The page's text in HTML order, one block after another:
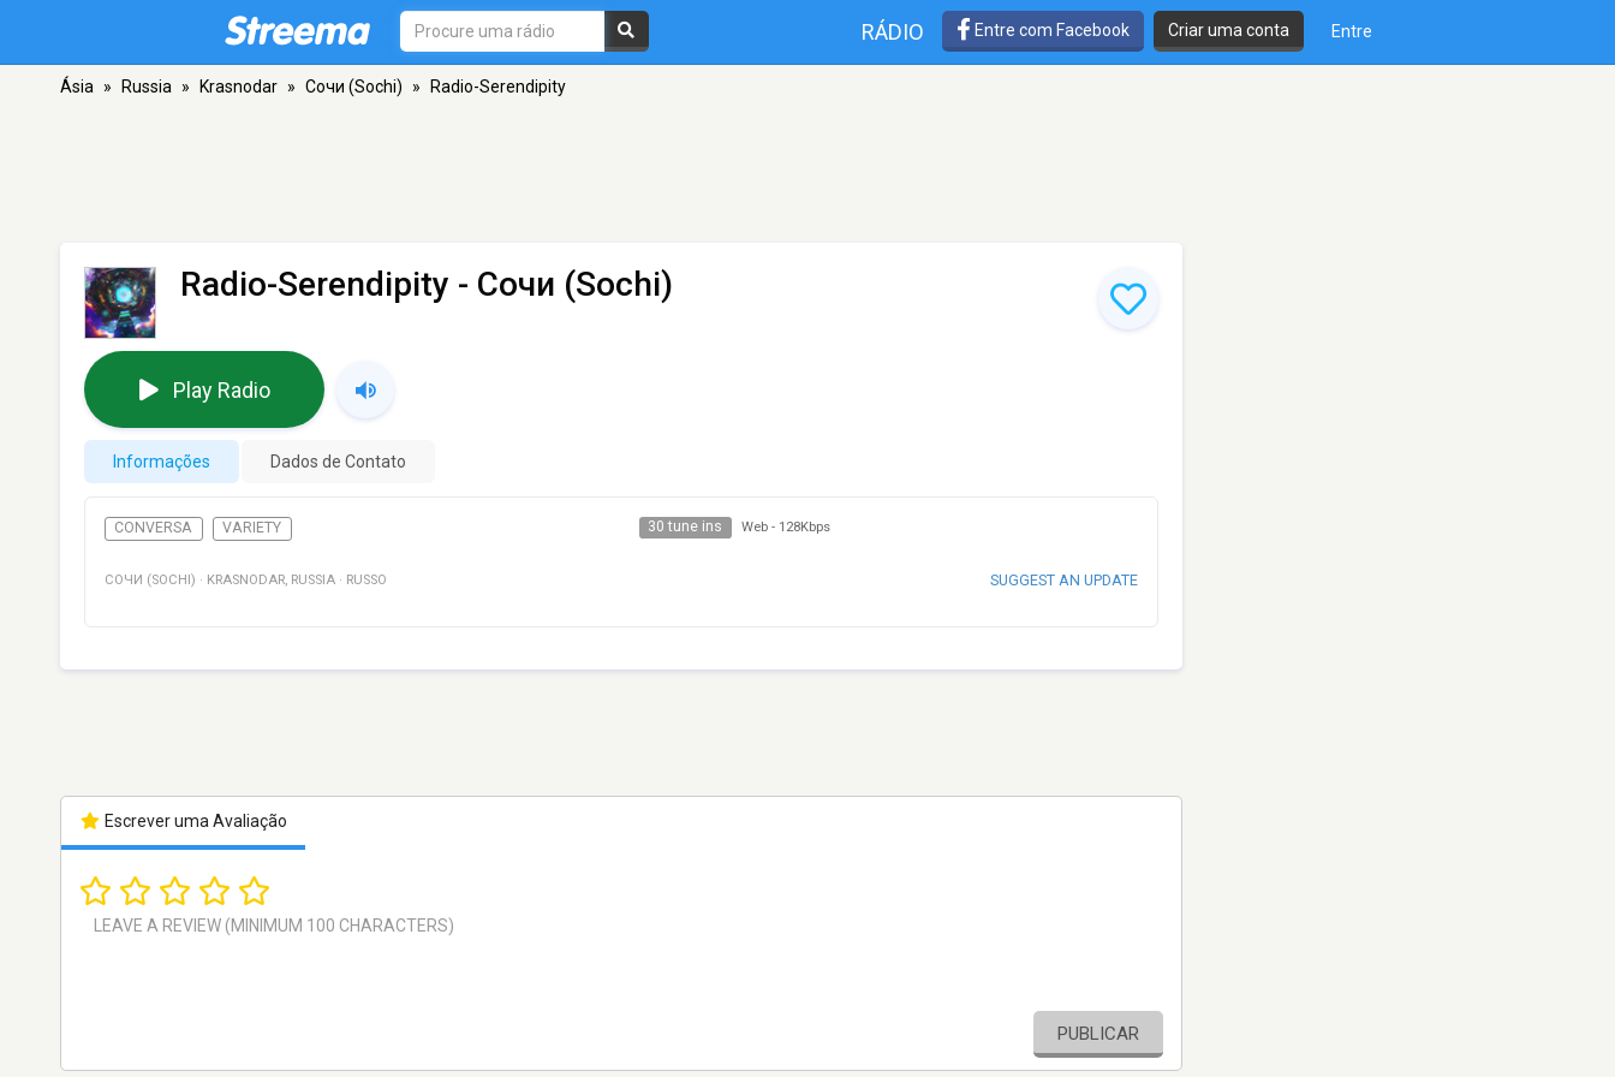
RÁDIO Entre com Facebook Criar uma conta Entre
Ásia » Russia » Krasnodar » Сочи (Sochi) » Radio-Serendipity
Radio-Serendipity - Сочи (Sochi)
Play Radio
Informações Dados de Contato
CONVERSA VARIETY 30 tune ins Web - 128Kbps
СОЧИ (SOCHI) · KRASNODAR, RUSSIA · RUSSO SUGGEST AN UPDATE
Escrever uma Avaliação
PUBLICAR